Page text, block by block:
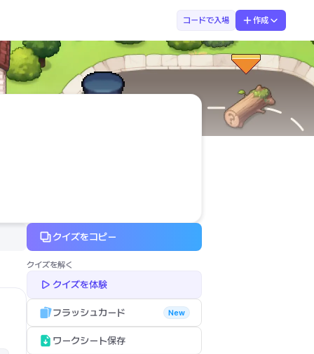
コードで入場 作成
まなぶてらす  たくと先生
クイズをコピー
クイズを解く
クイズを体験
フラッシュカード New
ワークシート保存